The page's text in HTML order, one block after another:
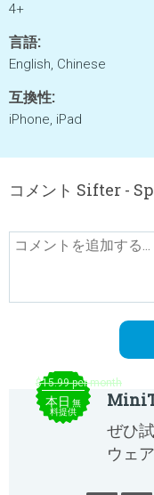
4+
言語:
English, Chinese
互換性:
iPhone, iPad
コメント Sifter -
$15.99 per month
本日 無
料提供
ぜひ
ウェ